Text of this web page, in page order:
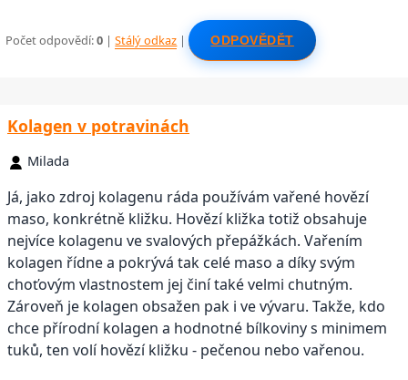
Počet odpovědí:0 |Stálý odkaz | ODPOVĚDĚT
Kolagen v potravinách
Milada
Já, jako zdroj kolagenu ráda používám vařené hovězí
maso, konkrétně kližku. Hovězí kližka totiž obsahuje
nejvíce kolagenu ve svalových přepážkách. Vařením
kolagen řídne a pokrývá tak celé maso a díky svým
choťovým vlastnostem jej činí také velmi chutným.
Zároveň je kolagen obsažen pak i ve vývaru. Takže, kdo
chce přírodní kolagen a hodnotné bílkoviny s minimem
tuků, ten volí hovězí kližku - pečenou nebo vařenou.